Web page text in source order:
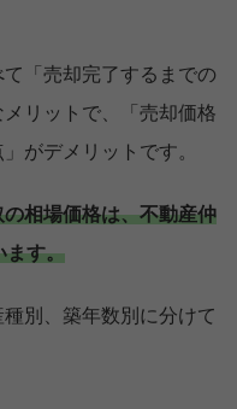
「売却完了するまでの
リットで、「売却価格
がデメリットです。
相場価格は、不動産仲
ます。
別、築年数別に分けて